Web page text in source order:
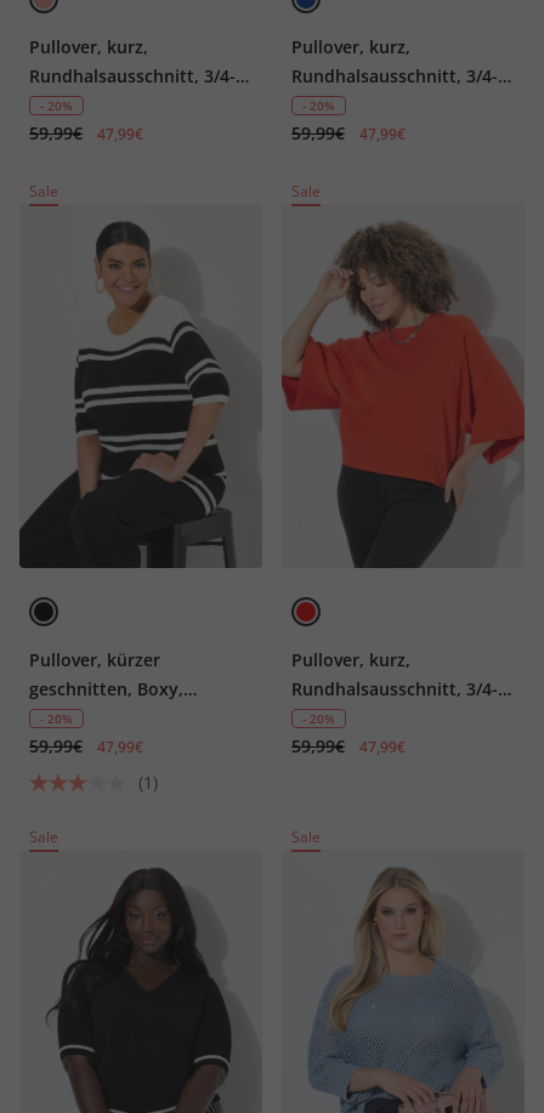
Pullover, kurz,
Rundhalsausschnitt, 3/4-
Arm
- 20%
59,99€ 47,99€
Pullover, kurz,
Rundhalsausschnitt, 3/4-
Arm
- 20%
59,99€ 47,99€
Sale
Pullover, kürzer
geschnitten, Boxy,
Rundhals, Halbarm
- 20%
59,99€ 47,99€
(1)
Sale
Pullover, kurz,
Rundhalsausschnitt, 3/4-
Arm
- 20%
59,99€ 47,99€
Sale Sale